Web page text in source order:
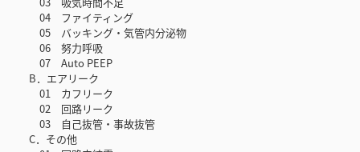
04 ファイティング
05 バッキング・気管内分泌物
06 努力呼吸
07 Auto PEEP
B．エアリーク
01 カフリーク
02 回路リーク
03 自己抜管・事故抜管
C．その他